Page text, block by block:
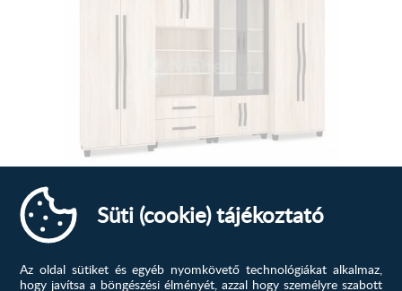
Bútoraink szerves részeit képezik otthonunknak. Ők adják
Süti (cookie) tájékoztató
Az oldal sütiket és egyéb nyomkövető technológiákat alkalmaz,
hogy javítsa a böngészési élményét, azzal hogy személyre szabott